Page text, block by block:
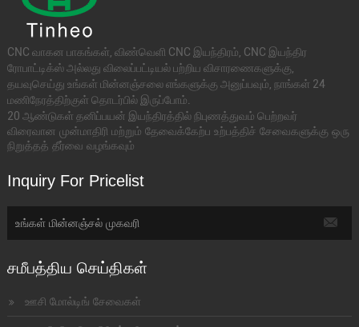
CNC வாகன பாகங்கள், விண்வெளி CNC இயந்திரம், CNC இயந்திர
ரோபாட்டிக்ஸ் அல்லது விலைப்பட்டியல் பற்றிய விசாரணைகளுக்கு,
தயவுசெய்து உங்கள் மின்னஞ்சலை எங்களுக்கு அனுப்பவும், நாங்கள் 24
மணிநேரத்திற்குள் தொடர்பில் இருப்போம்.
20 ஆண்டுகள் தனிப்பயன் இயந்திரத்தில் நிபுணத்துவம் பெற்றவர்
விரைவான முன்மாதிரி மற்றும் தேவைக்கேற்ப உற்பத்திச் சேவைகளுக்கு ஒரு
நிறுத்தத் தீர்வை வழங்கவும்
Inquiry For Pricelist
சமீபத்திய செய்திகள்
ஊசி மோல்டிங் சேவைகள்